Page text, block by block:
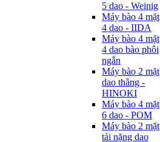
5 dao - Weinig
Máy bào 4 mặt
4 dao - IIDA
Máy bào 4 mặt
4 dao bào phôi
ngắn
Máy bào 2 mặt
dao thẳng -
HINOKI
Máy bào 4 mặt
6 dao - POM
Máy bào 2 mặt
tải nặng dao